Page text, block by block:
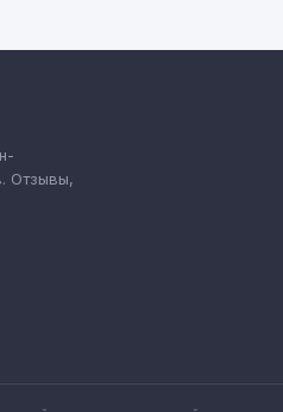
Отзывы,